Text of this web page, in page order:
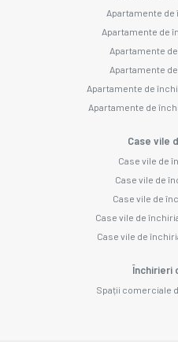
Apartamente
Apartamente de
Apartamente
Apartamente
Apartamente de
Apartamente de
Case vile
Case vile de
Case vile de
Case vile de
Case vile de
Case vile de
Închirieri
Spații comerciale